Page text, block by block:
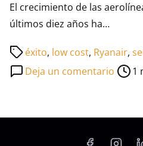
El crecimiento de las
últimos diez años ha…
éxito, low cost, Ryanair,
Deja un comentario en
a
Tiempo
de
la
1